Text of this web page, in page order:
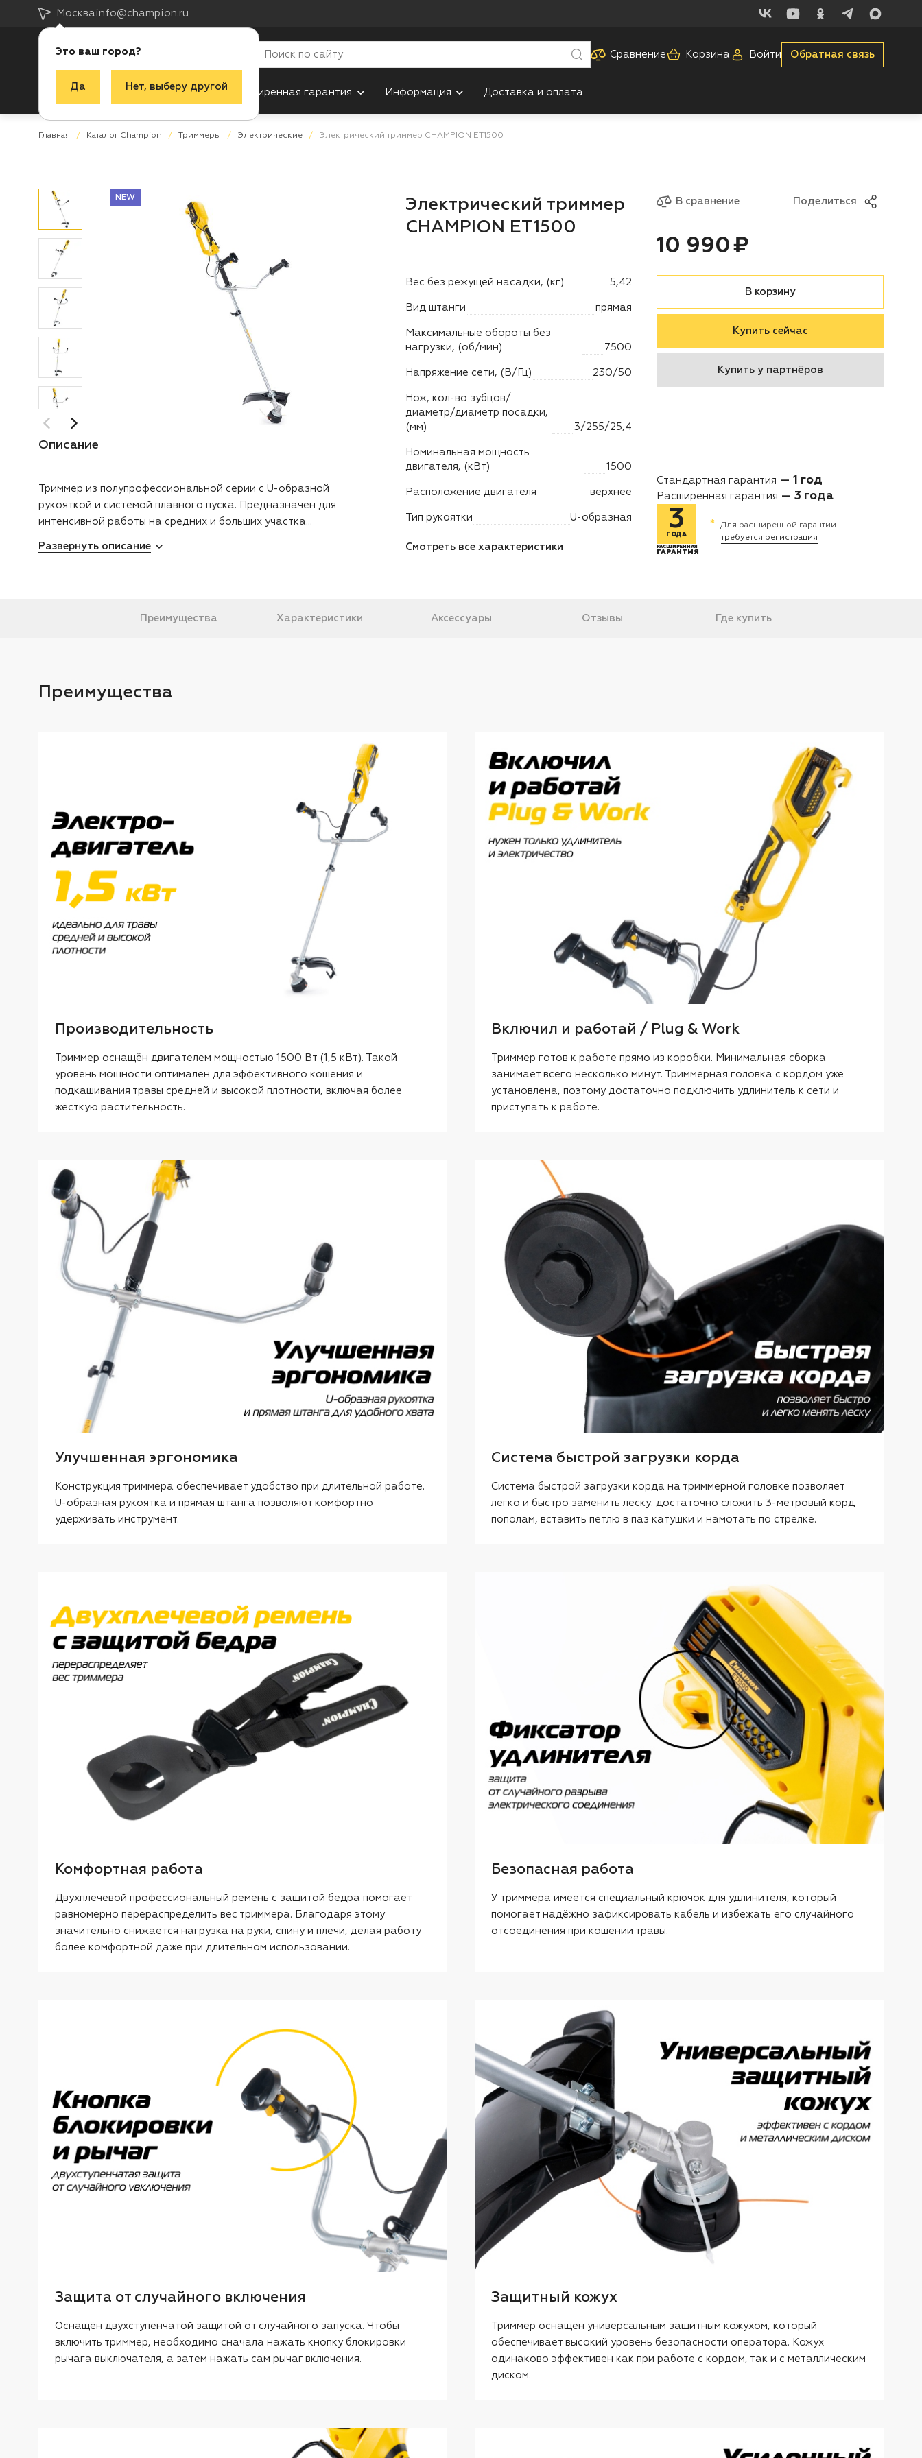
Москва
Это ваш город?
Да Нет, выберу другой
info@champion.ru
Сравнение Корзина Войти Обратная связь
Каталог Акции Новинки Расширенная гарантия Информация Доставка и оплата
Главная Каталог Champion Триммеры Электрические Электрический триммер CHAMPION ET1500
NEW
Описание
Триммер из полупрофессиональной серии с U-образной
рукояткой и системой плавного пуска. Предназначен для
интенсивной работы на средних и больших участка...
Развернуть описание
Электрический триммер
CHAMPION ET1500
В корзину
Купить сейчас
Купить у партнёров
Вес без режущей насадки, (кг) 5,42
Вид штанги прямая
Максимальные обороты без
нагрузки, (об/мин)
7500
Напряжение сети, (В/Гц) 230/50
Нож, кол-во зубцов/
диаметр/диаметр посадки,
(мм)
3/255/25,4
Номинальная мощность
двигателя, (кВт)
1500
Расположение двигателя верхнее
Тип рукоятки U-образная
Смотреть все характеристики
3
ГОДА
РАСШИРЕННАЯ
ГАРАНТИЯ
*
Для расширенной гарантии
требуется регистрация
Стандартная гарантия 1 год
Расширенная гарантия 3 года
В сравнение Поделиться
Цена:
10 990 ₽
Преимущества Характеристики Аксессуары Отзывы Где купить
Преимущества
Производительность
Триммер оснащён двигателем мощностью 1500 Вт (1,5 кВт). Такой
уровень мощности оптимален для эффективного кошения и
подкашивания травы средней и высокой плотности, включая более
жёсткую растительность.
Включил и работай / Plug & Work
Триммер готов к работе прямо из коробки. Минимальная сборка
занимает всего несколько минут. Триммерная головка с кордом уже
установлена, поэтому достаточно подключить удлинитель к сети и
приступать к работе.
Улучшенная эргономика
Конструкция триммера обеспечивает удобство при длительной работе.
U-образная рукоятка и прямая штанга позволяют комфортно
удерживать инструмент.
Система быстрой загрузки корда
Система быстрой загрузки корда на триммерной головке позволяет
легко и быстро заменить леску: достаточно сложить 3-метровый корд
пополам, вставить петлю в паз катушки и намотать по стрелке.
Комфортная работа
Двухплечевой профессиональный ремень с защитой бедра помогает
равномерно перераспределить вес триммера. Благодаря этому
значительно снижается нагрузка на руки, спину и плечи, делая работу
более комфортной даже при длительном использовании.
Безопасная работа
У триммера имеется специальный крючок для удлинителя, который
помогает надёжно зафиксировать кабель и избежать его случайного
отсоединения при кошении травы.
Защита от случайного включения
Оснащён двухступенчатой защитой от случайного запуска. Чтобы
включить триммер, необходимо сначала нажать кнопку блокировки
рычага выключателя, а затем нажать сам рычаг включения.
Защитный кожух
Триммер оснащён универсальным защитным кожухом, который
обеспечивает высокий уровень безопасности оператора. Кожух
одинаково эффективен как при работе с кордом, так и с металлическим
диском.